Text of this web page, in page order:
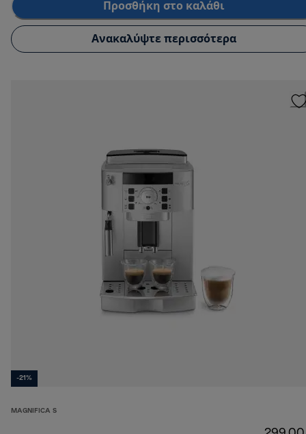
Προσθήκη στο καλάθι
Ανακαλύψτε περισσότερα
-21%
MAGNIFICA S